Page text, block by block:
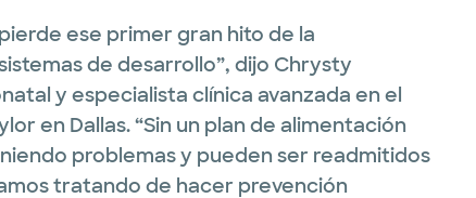
ese primer gran hito de la
de desarrollo”, dijo Chrysty
y especialista clínica avanzada en el
en Dallas. “Sin un plan de alimentación
problemas y pueden ser readmitidos
tratando de hacer prevención